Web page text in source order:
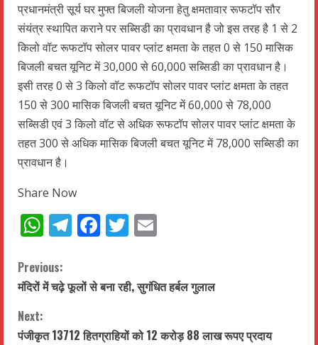
प्रधानमंत्री सूर्य घर मुफ्त बिजली योजना हेतु क्षमतावार रूफटॉप सौर
संयंत्र स्थापित कराने पर सब्सिडी का प्रावधान है जो इस तरह है 1 से 2
किलो वॉट रूफटॉप सोलर पावर प्लांट क्षमता के तहत 0 से 150 मासिक
बिजली बचत यूनिट में 30,000 से 60,000 सब्सिडी का प्रावधान है।
इसी तरह 0 से 3 किलो वॉट रूफटॉप सोलर पावर प्लांट क्षमता के तहत
150 से 300 मासिक बिजली बचत यूनिट में 60,000 से 78,000
सब्सिडी एवं 3 किलो वॉट से अधिक रूफटॉप सोलर पावर प्लांट क्षमता के
तहत 300 से अधिक मासिक बिजली बचत यूनिट में 78,000 सब्सिडी का
प्रावधान है।
Share Now
WhatsApp
Telegram
Facebook
Twitter
C
o
n
Previous:
मंदिरों में चढ़े फूलों से बना रही, सुगंधित हर्बल गुलाल
Next:
पंजीकृत 13712 हितग्राहियों को 12 करोड़ 88 लाख रूपए प्रदाय